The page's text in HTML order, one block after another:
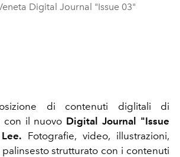
Digital Journal "Issue 03"
di contenuti diglitali di
con il nuovo Digital Journal "Issue
Fotografie, video, illustrazioni,
strutturato con i contenuti